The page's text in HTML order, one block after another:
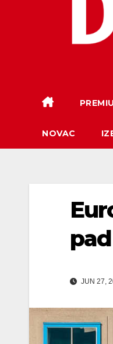
NOVAC
JUN 27,